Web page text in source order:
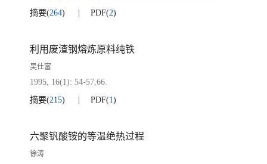
摘要(264) PDF(2)
利用废渣钢熔炼原料纯铁
吴仕富
1995, 16(1): 54-57,66.
摘要(215) PDF(1)
六聚钒酸铵的等温绝热过程
徐涛